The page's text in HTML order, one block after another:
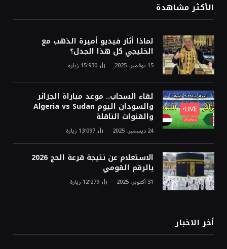
الأكثر مشاهدة
لماذا أثار فيديو أميرة الذهب مع
الخليجي كل هذا الجدل؟
15 نوفمبر، 2025 15٬930 زيارة
لقاء السحاب.. موعد مباراة الجزائر
والسودان اليوم Algeria vs Sudan
والقنوات الناقلة
24 ديسمبر، 2025 13٬097 زيارة
الاستعلام عن نتيجة قرعة الحج 2026
بالرقم القومي
31 أكتوبر، 2025 12٬279 زيارة
أخر الاخبار